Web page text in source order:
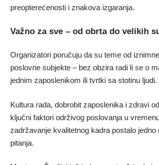
preopterećenosti i znakova izgaranja.
Važno za sve – od obrta do velikih
Organizatori poručuju da su teme od
poslovne subjekte – bez obzira radi li se o
jednim zaposlenikom ili tvrtki sa stotinu ljudi.
Kultura rada, dobrobit zaposlenika i zdravi
ključni faktori održivog poslovanja u
zadržavanje kvalitetnog kadra postalo jedno
pitanja.